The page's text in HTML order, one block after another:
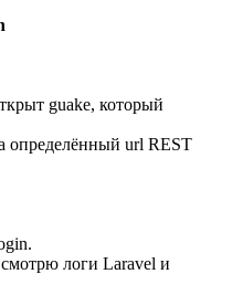
guake, который
определённый url REST
логи Laravel и